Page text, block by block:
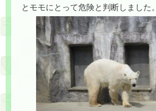
とモモにとって危険と判断しました。